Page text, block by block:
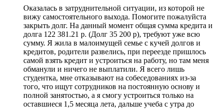
Оказалась в затруднительной ситуации, из которой не
вижу самостоятельного выхода. Помогите пожалуйста
закрыть долг. На данный момент общая сумма кредита и
долга 122 381.21 р. (Долг 35 200 р), требуют уже всю
сумму. Я жила в малоимущей семье с кучей долгов и
кредитов, родители развелись, при переезде пришлось
самой взять кредит и устроиться на работу, но там меня
обманули и ничего не выплатили. Я всего лишь
студентка, мне отказывают на собеседованиях из-за
того, что ищут сотрудников на постоянную основу и
полной занятостью, а я смогу устроиться только на
оставшиеся 1,5 месяца лета, дальше учеба с утра до